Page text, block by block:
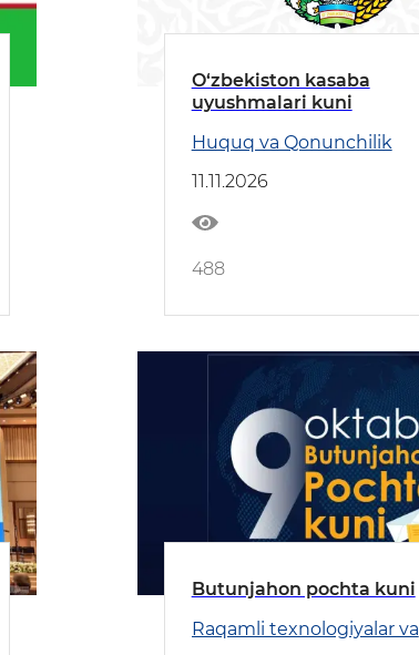
O‘zbekiston kasaba
uyushmalari kuni
Huquq va Qonunchilik
11.11.2026
488
Butunjahon pochta kuni
Raqamli texnologiyalar va